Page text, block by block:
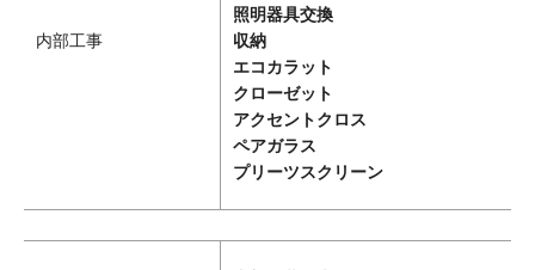
内部工事
照明器具交換
収納
エコカラット
クローゼット
アクセントクロス
ペアガラス
プリーツスクリーン